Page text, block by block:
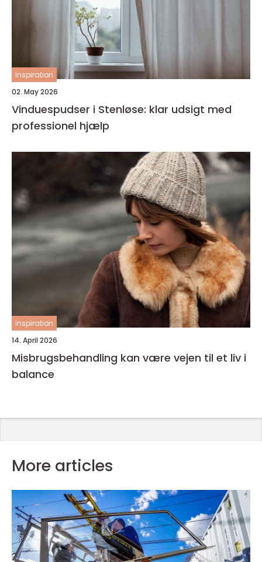
inspiration
02. May 2026
Vinduespudser i Stenløse: klar udsigt med
professionel hjælp
inspiration
14. April 2026
Misbrugsbehandling kan være vejen til et liv i
balance
More articles